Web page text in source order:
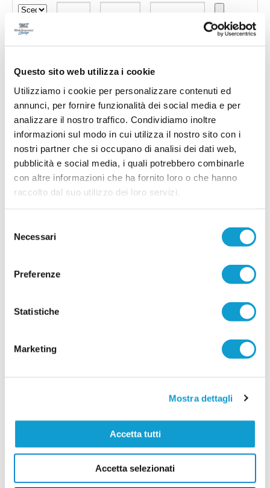
Questo sito web utilizza i cookie
Utilizziamo i cookie per personalizzare contenuti ed
annunci, per fornire funzionalità dei social media e per
analizzare il nostro traffico. Condividiamo inoltre
informazioni sul modo in cui utilizza il nostro sito con i
nostri partner che si occupano di analisi dei dati web,
pubblicità e social media, i quali potrebbero combinarle
con altre informazioni che ha fornito loro o che hanno
raccolto dal suo utilizzo dei loro servizi.
delNecessari
Preferenze
Statistiche
Marketing
Mostra dettagli
Accetta tutti
Accetta selezionati